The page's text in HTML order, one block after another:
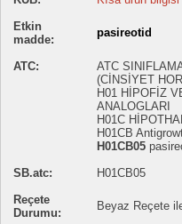
Etkin
madde:
pasireotid
ATC:
ATC
(CİNSİYET
H01 HİPOFİZ
ANALOGLARI
H01C
H01CB
H01CB05
SB.atc:
H01CB05
Reçete
Durumu:
Beyaz Reçete